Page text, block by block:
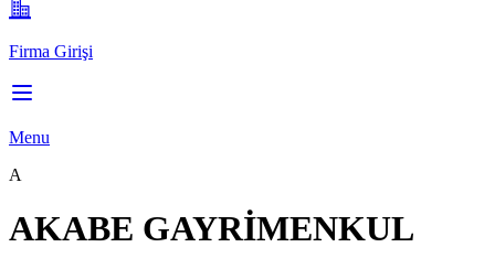
Firma Girişi
Menu
A
AKABE GAYRİMENKUL